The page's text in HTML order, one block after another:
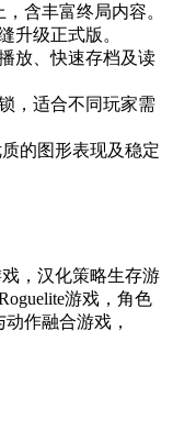
含丰富终局内容。
升级正式版。
放、快速存档及读
，适合不同玩家需
的图形表现及稳定
，汉化策略生存游
游戏，角色
作融合游戏，